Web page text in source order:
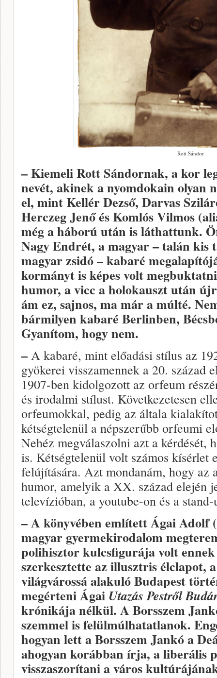
Rott Sándor
– Kiemeli Rott Sándornak, a kor
nevét, akinek a nyomdokain olyan
el, mint Kellér Dezső, Darvas
Herczeg Jenő és Komlós Vilmos
még a háború után is láthattunk.
Nagy Endrét, a magyar – talán kis
magyar zsidó – kabaré
kormányt is képes volt
humor, a vicc a holokauszt után
ám ez, sajnos, ma már a múlté.
bármilyen kabaré Berlinben,
Gyanítom, hogy nem.
– A kabaré, mint előadási stílus az
gyökerei visszamennek a 20. század
1907-ben kidolgozott az orfeum
és irodalmi stílust. Következetesen
orfeumokkal, pedig az általa
kétségtelenül a népszerűbb orfeumi
Nehéz megválaszolni azt a kérdését,
is. Kétségtelenül volt számos kísérlet
felújítására. Azt mondanám, hogy
humor, amelyik a XX. század elején
televízióban, a youtube-on és a
– A könyvében említett Ágai Adolf
magyar gyermekirodalom
polihisztor kulcsfigurája volt
szerkesztette az illusztris élclapot,
világvárossá alakuló Budapest
megérteni Ágai Utazás Pestről
krónikája nélkül. A Borsszem
szemmel is felülmúlhatatlanok.
hogyan lett a Borsszem Jankó a
ahogyan korábban írja, a liberális
visszaszorítani a város